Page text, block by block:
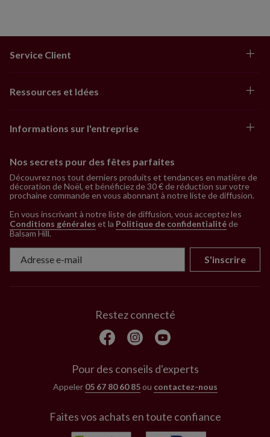
Service Client
Ressources et Idées
Informations sur l'entreprise
Nos secrets pour des fêtes parfaites
Découvrez nos tout derniers produits et tendances en matière de
décoration de Noël, et bénéficiez de 30 € de réduction sur votre
prochaine commande en vous abonnant à notre liste de diffusion.
En vous inscrivant à notre liste de diffusion, vous acceptez les
Conditions générales et la Politique de confidentialitéde
Balsam Hill.
S'inscrire
Restez connecté
Pour des conseils d'experts
Appeler 05 67 80 60 85ou contactez-nous
Faites vos achats en toute confiance